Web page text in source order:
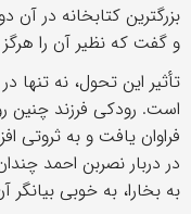
بزرگترین کتابخانه در آن
و گفت که نظیر آن را
تأثیر این تحول، نه تنها
است. رودکی فرزند چنین
فراوان یافت و به ثروتی
در دربار نصربن احمد
به بخارا، به خوبی